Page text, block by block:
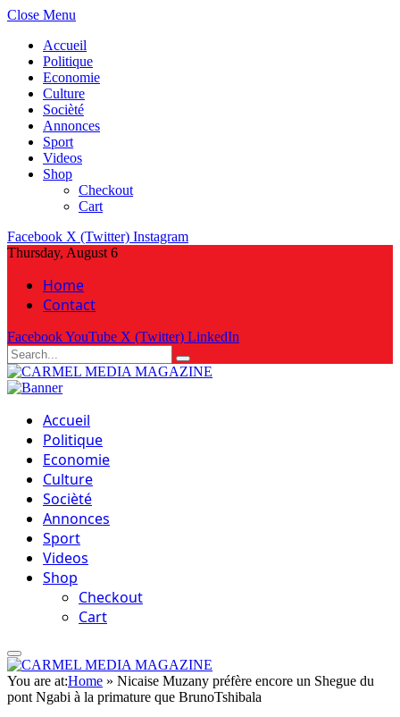
Close Menu
Accueil
Politique
Economie
Culture
Socièté
Annonces
Sport
Videos
Shop
Checkout
Cart
Facebook X (Twitter) Instagram
Thursday, August 6
Home
Contact
FacebookYouTube X (Twitter) LinkedIn
Accueil
Politique
Economie
Culture
Socièté
Annonces
Sport
Videos
Shop
Checkout
Cart
You are at:Home » Nicaise Muzany préfère encore un Shegue du
pont Ngabi à la primature que BrunoTshibala